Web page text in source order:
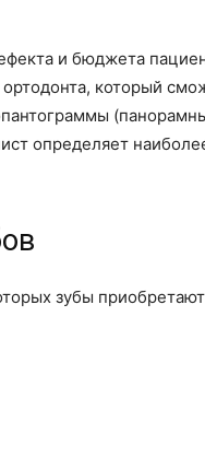
и бюджета
который
определяет
зубы